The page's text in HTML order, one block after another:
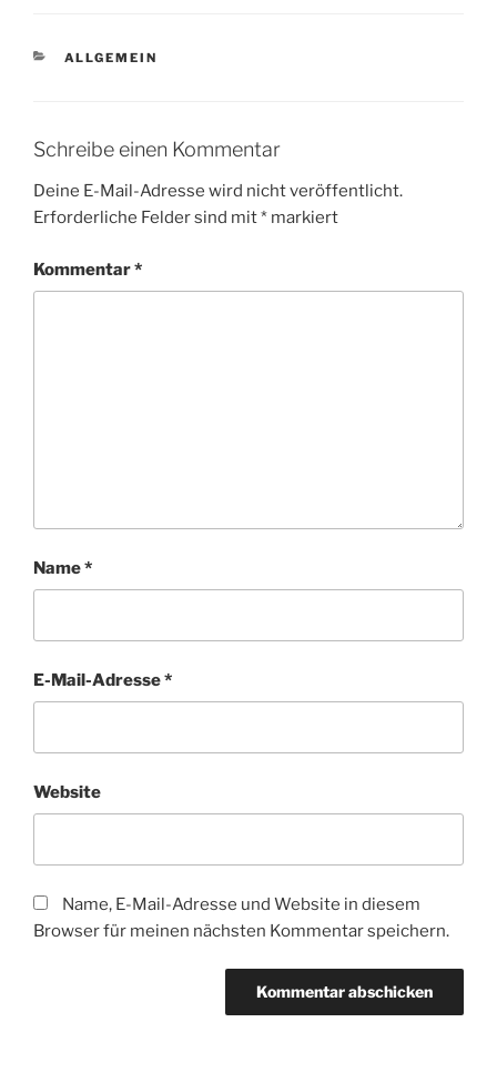
KATEGORIEN
ALLGEMEIN
Schreibe einen Kommentar
Deine E-Mail-Adresse wird nicht veröffentlicht.
Erforderliche Felder sind mit* markiert
Kommentar*
Name*
E-Mail-Adresse*
Website
Name, E-Mail-Adresse und Website in diesem
Browser für meinen nächsten Kommentar speichern.